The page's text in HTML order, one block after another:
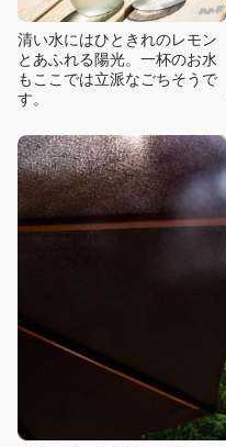
清い水にはひときれのレモン
とあふれる陽光。一杯のお水
もここでは立派なごちそうで
す。